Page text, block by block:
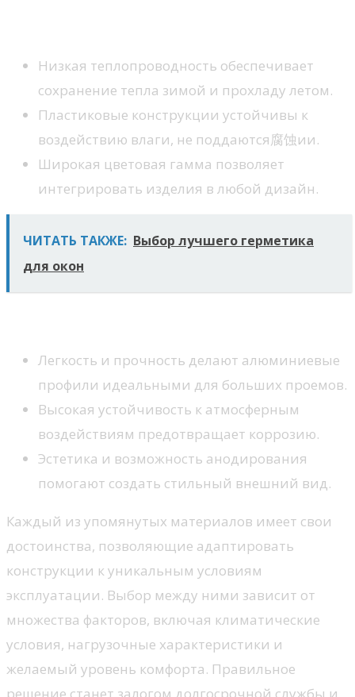
Низкая теплопроводность обеспечивает
сохранение тепла зимой и прохладу летом.
Пластиковые конструкции устойчивы к
воздействию влаги, не поддаются腐蚀ии.
Широкая цветовая гамма позволяет
интегрировать изделия в любой дизайн.
ЧИТАТЬ ТАКЖЕ: Выбор лучшего герметика
для окон
Легкость и прочность делают алюминиевые
профили идеальными для больших проемов.
Высокая устойчивость к атмосферным
воздействиям предотвращает коррозию.
Эстетика и возможность анодирования
помогают создать стильный внешний вид.
Каждый из упомянутых материалов имеет свои
достоинства, позволяющие адаптировать
конструкции к уникальным условиям
эксплуатации. Выбор между ними зависит от
множества факторов, включая климатические
условия, нагрузочные характеристики и
желаемый уровень комфорта. Правильное